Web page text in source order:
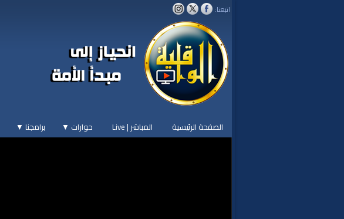
اتبعنا:
الصفحة الرئيسية المباشر | Live حوارات ▼ برامجنا ▼